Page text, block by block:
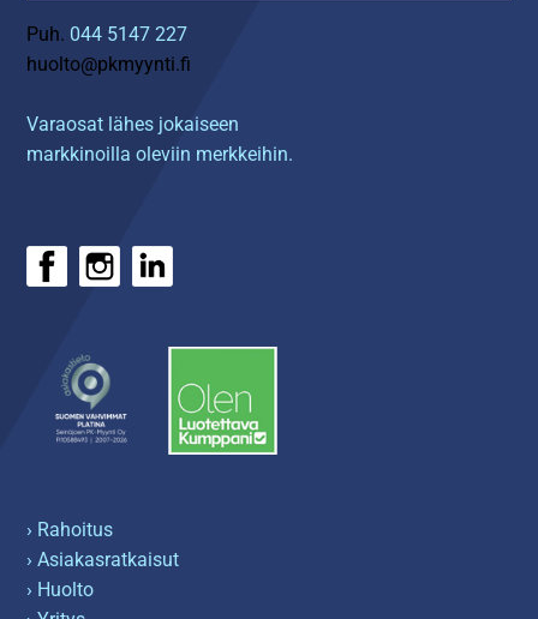
Puh. 044 5147 227
huolto@pkmyynti.fi
Varaosat lähes jokaiseen
markkinoilla oleviin merkkeihin.
› Rahoitus
› Asiakasratkaisut
› Huolto